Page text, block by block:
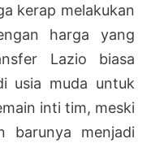
kerap melakukan
harga yang
Lazio biasa
usia muda untuk
inti tim, meski
barunya menjadi